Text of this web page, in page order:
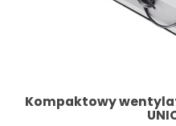
Kompaktowy